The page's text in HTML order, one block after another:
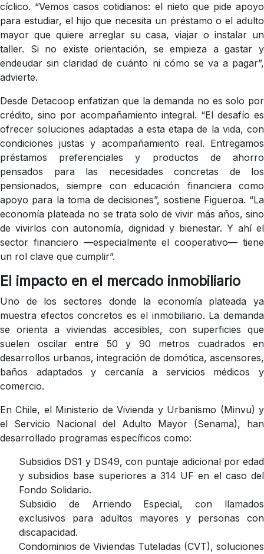
cíclico. “Vemos casos cotidianos: el nieto que pide apoyo
para estudiar, el hijo que necesita un préstamo o el adulto
mayor que quiere arreglar su casa, viajar o instalar un
taller. Si no existe orientación, se empieza a gastar y
endeudar sin claridad de cuánto ni cómo se va a pagar”,
advierte.
Desde Detacoop enfatizan que la demanda no es solo por
crédito, sino por acompañamiento integral. “El desafío es
ofrecer soluciones adaptadas a esta etapa de la vida, con
condiciones justas y acompañamiento real. Entregamos
préstamos preferenciales y productos de ahorro
pensados para las necesidades concretas de los
pensionados, siempre con educación financiera como
apoyo para la toma de decisiones”, sostiene Figueroa. “La
economía plateada no se trata solo de vivir más años, sino
de vivirlos con autonomía, dignidad y bienestar. Y ahí el
sector financiero —especialmente el cooperativo— tiene
un rol clave que cumplir”.
El impacto en el mercado inmobiliario
Uno de los sectores donde la economía plateada ya
muestra efectos concretos es el inmobiliario. La demanda
se orienta a viviendas accesibles, con superficies que
suelen oscilar entre 50 y 90 metros cuadrados en
desarrollos urbanos, integración de domótica, ascensores,
baños adaptados y cercanía a servicios médicos y
comercio.
En Chile, el Ministerio de Vivienda y Urbanismo (Minvu) y
el Servicio Nacional del Adulto Mayor (Senama), han
desarrollado programas específicos como:
Subsidios DS1 y DS49, con puntaje adicional por edad
y subsidios base superiores a 314 UF en el caso del
Fondo Solidario.
Subsidio de Arriendo Especial, con llamados
exclusivos para adultos mayores y personas con
discapacidad.
Condominios de Viviendas Tuteladas (CVT), soluciones